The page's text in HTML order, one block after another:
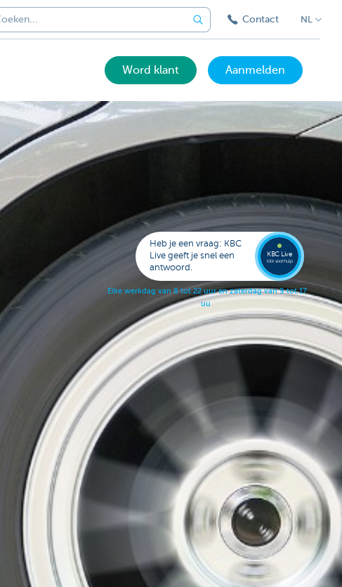
Contact NL
Word klant Aanmelden
Heb je een vraag: KBC
Live geeft je snel een
antwoord.
Elke werkdag van 8 tot 22 uur en zaterdag van 9 tot 17
uu
KBC Live
klik voor hulp
Bel
KBC
Live